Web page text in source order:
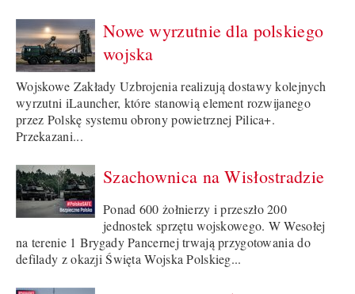
Nowe wyrzutnie dla polskiego
wojska
Wojskowe Zakłady Uzbrojenia realizują dostawy kolejnych
wyrzutni iLauncher, które stanowią element rozwijanego
przez Polskę systemu obrony powietrznej Pilica+.
Przekazani...
Szachownica na Wisłostradzie
Ponad 600 żołnierzy i przeszło 200
jednostek sprzętu wojskowego. W Wesołej
na terenie 1 Brygady Pancernej trwają przygotowania do
defilady z okazji Święta Wojska Polskieg...